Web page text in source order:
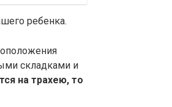
ребенка.
складками и
на трахею, то